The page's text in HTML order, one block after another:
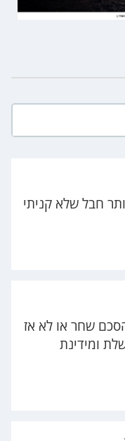
חבל שלא קניתי
הסכם שחר או לא אז
ומידינת